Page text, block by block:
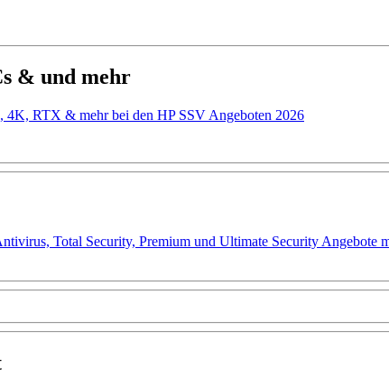
& und mehr
4K, RTX & mehr bei den HP SSV Angeboten 2026
Total Security, Premium und Ultimate Security Angebote